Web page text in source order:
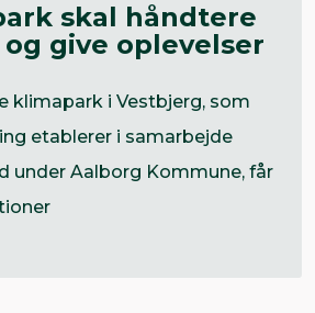
skal håndtere
give oplevelser
klimapark i Vestbjerg, som
etablerer i samarbejde
under Aalborg Kommune, får